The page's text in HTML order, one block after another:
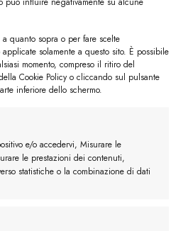
quanto sopra o per fare scelte
solamente a questo sito. È possibile
momento, compreso il ritiro del
Cookie Policy o cliccando sul pulsante
inferiore dello schermo.
e/o accedervi, Misurare le
le prestazioni dei contenuti,
statistiche o la combinazione di dati
lasciare un commento.